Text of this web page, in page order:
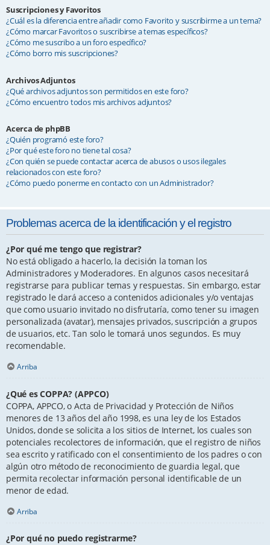
Suscripciones y Favoritos
¿Cuál es la diferencia entre añadir como Favorito y suscribirme a un tema?
¿Cómo marcar Favoritos o suscribirse a temas específicos?
¿Cómo me suscribo a un foro específico?
¿Cómo borro mis suscripciones?
Archivos Adjuntos
¿Qué archivos adjuntos son permitidos en este foro?
¿Cómo encuentro todos mis archivos adjuntos?
Acerca de phpBB
¿Quién programó este foro?
¿Por qué este foro no tiene tal cosa?
¿Con quién se puede contactar acerca de abusos o usos ilegales
relacionados con este foro?
¿Cómo puedo ponerme en contacto con un Administrador?
Problemas acerca de la identificación y el registro
¿Por qué me tengo que registrar?
No está obligado a hacerlo, la decisión la toman los
Administradores y Moderadores. En algunos casos necesitará
registrarse para publicar temas y respuestas. Sin embargo, estar
registrado le dará acceso a contenidos adicionales y/o ventajas
que como usuario invitado no disfrutaría, como tener su imagen
personalizada (avatar), mensajes privados, suscripción a grupos
de usuarios, etc. Tan solo le tomará unos segundos. Es muy
recomendable.
Arriba
¿Qué es COPPA? (APPCO)
COPPA, APPCO, o Acta de Privacidad y Protección de Niños
menores de 13 años del año 1998, es una ley de los Estados
Unidos, donde se solicita a los sitios de Internet, los cuales son
potenciales recolectores de información, que el registro de niños
sea escrito y ratificado con el consentimiento de los padres o con
algún otro método de reconocimiento de guardia legal, que
permita recolectar información personal identificable de un
menor de edad.
Arriba
¿Por qué no puedo registrarme?